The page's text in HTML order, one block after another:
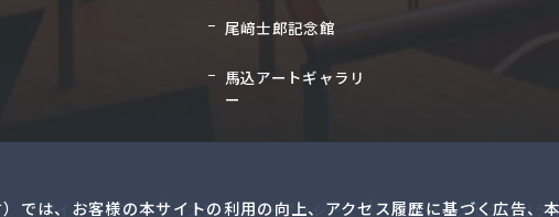
では、お客様の本サイトの利用の向上、アクセス履歴に基づく広告、
尾﨑士郎記念館
馬込アートギャラリ
ー
サイトマップ プライバシーポリシー ウェブアクセシビリテ